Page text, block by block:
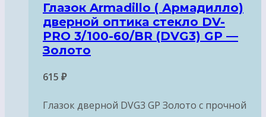
Глазок Armadillo ( Армадилло)
дверной оптика стекло DV-
PRO 3/100-60/BR (DVG3) GP —
Золото
615 ₽
Глазок дверной DVG3 GP Золото с прочной